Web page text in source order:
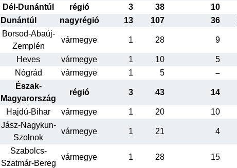
Dél-Dunántúl
régió 3 38 10
Dunántúl
nagyrégió 13 107 36
Borsod-Abaúj-
Zemplén
vármegye 1 28 9
Heves vármegye 1 10 5
Nógrád
vármegye 1 5 –
Észak-
Magyarország
régió 3 43 14
Hajdú-Bihar vármegye 1 20 10
Jász-Nagykun-
Szolnok
vármegye 1 21 4
Szabolcs-
Szatmár-Bereg
vármegye 1 28 15